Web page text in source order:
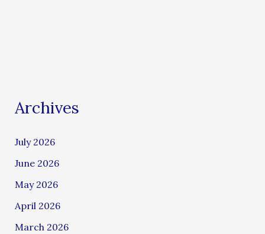
Archives
July 2026
June 2026
May 2026
April 2026
March 2026